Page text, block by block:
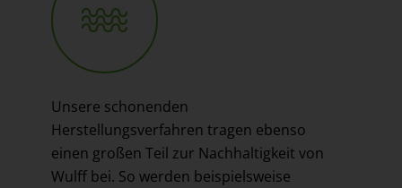
Unsere schonenden
Herstellungsverfahren tragen ebenso
einen großen Teil zur Nachhaltigkeit von
Wulff bei. So werden beispielsweise